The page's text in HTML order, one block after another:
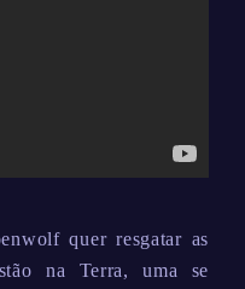
quer resgatar as
na Terra, uma se